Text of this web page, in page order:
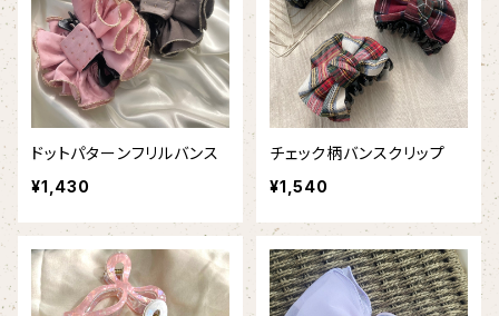
ドットパターンフリルバンス
¥1,430
チェック柄バンスクリップ
¥1,540